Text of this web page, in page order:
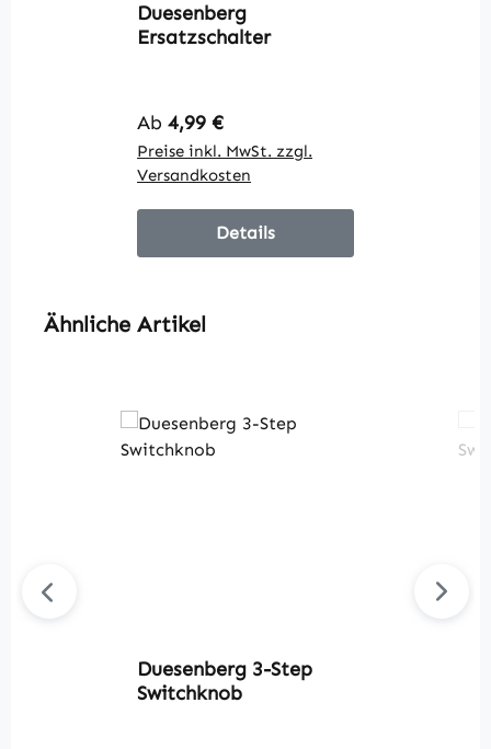
Duesenberg
Ersatzschalter
Regulärer Preis:
Ab 4,99 €
Preise inkl. MwSt. zzgl.
Versandkosten
Details
Produktgalerie überspringen
Ähnliche Artikel
Duesenberg 3-Step
Switchknob